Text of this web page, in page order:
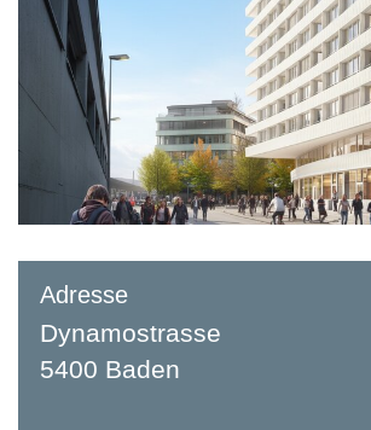
Adresse
Dynamostrasse
5400 Baden